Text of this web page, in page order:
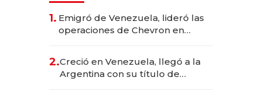
1. Emigró de Venezuela, lideró las
operaciones de Chevron en
2.Creció en Venezuela, llegó a la
Argentina con su título de